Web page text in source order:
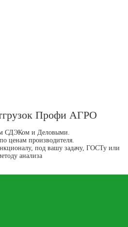
Профи АГРО
СДЭКом и Деловыми.
ценам производителя.
под вашу задачу, ГОСТу или
анализа